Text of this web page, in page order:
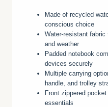
Made of recycled
conscious choice
Water-resistant
and weather
Padded notebook
devices securely
Multiple carrying
handle, and trolley
Front zippered
essentials